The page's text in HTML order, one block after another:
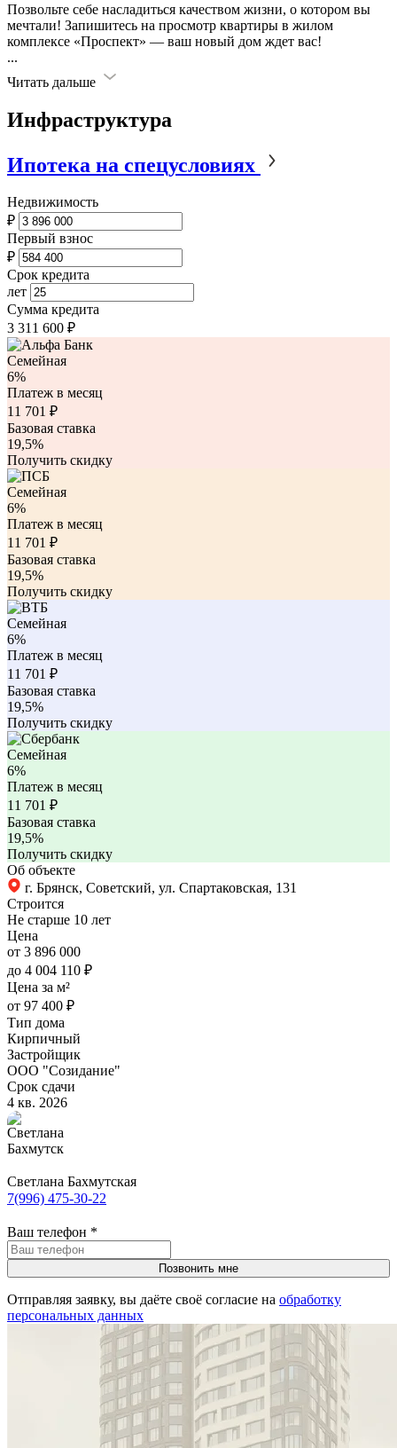
Позвольте себе насладиться качеством жизни, о котором вы
мечтали! Запишитесь на просмотр квартиры в жилом
комплексе «Проспект» — ваш новый дом ждет вас!
...
Читать дальше
Инфраструктура
Ипотека на спецусловиях
Недвижимость
₽
Первый взнос
₽
Срок кредита
лет
Сумма кредита
3 311 600 ₽
Семейная
6%
Платеж в месяц
11 701 ₽
Базовая ставка
19,5%
Получить скидку
Семейная
6%
Платеж в месяц
11 701 ₽
Базовая ставка
19,5%
Получить скидку
Семейная
6%
Платеж в месяц
11 701 ₽
Базовая ставка
19,5%
Получить скидку
Семейная
6%
Платеж в месяц
11 701 ₽
Базовая ставка
19,5%
Получить скидку
Об объекте
г. Брянск, Советский, ул. Спартаковская, 131
Строится
Не старше 10 лет
Цена
от 3 896 000
до 4 004 110 ₽
Цена за м²
от 97 400 ₽
Тип дома
Кирпичный
Застройщик
ООО "Созидание"
Срок сдачи
4 кв. 2026
Светлана Бахмутская
7(996) 475-30-22
Ваш телефон *
Отправляя заявку, вы даёте своё согласие на обработку
персональных данных